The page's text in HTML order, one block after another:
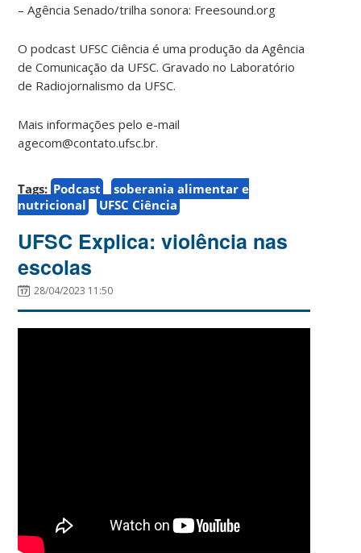
– Agência Senado/trilha sonora: Freesound.org
O podcast UFSC Ciência é uma produção da Agência
de Comunicação da UFSC. Gravado no Laboratório
de Radiojornalismo da UFSC.
Mais informações pelo e-mail
agecom@contato.ufsc.br.
Tags: Podcast
soberania alimentar e
nutricional
UFSC Ciência
UFSC Explica: violência nas
escolas
28/04/2023 11:50